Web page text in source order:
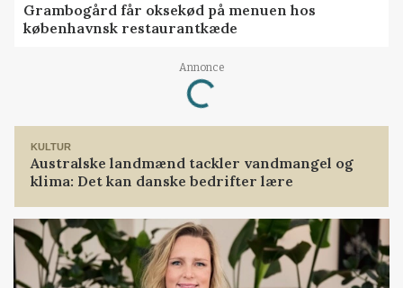
Grambogård får oksekød på menuen hos
københavnsk restaurantkæde
Annonce
Loading...
KULTUR
Australske landmænd tackler vandmangel og
klima: Det kan danske bedrifter lære